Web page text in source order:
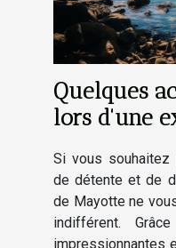
Quelques
lors d'une
Si vous
de détente et de
de Mayotte ne
indifférent.
impressionnantes